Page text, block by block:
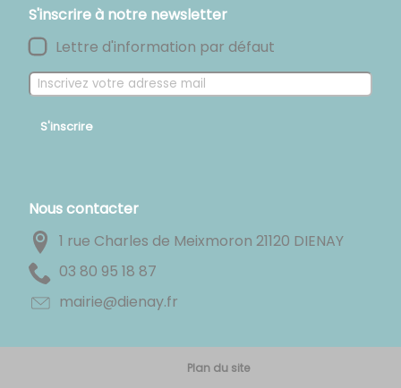
S'inscrire à notre newsletter
Lettre d'information par défaut
S'inscrire
Nous contacter
1 rue Charles de Meixmoron 21120 DIENAY
78 81 59 08 30
rf.yaneid@eiriam
Plan du site